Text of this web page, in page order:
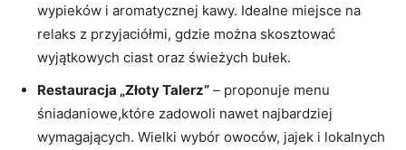
wypieków i aromatycznej kawy. Idealne miejsce na
relaks z przyjaciółmi, gdzie można skosztować
wyjątkowych ciast oraz świeżych bułek.
Restauracja „Złoty Talerz” – proponuje menu
śniadaniowe,które zadowoli nawet najbardziej
wymagających. Wielki wybór owoców, jajek i lokalnych